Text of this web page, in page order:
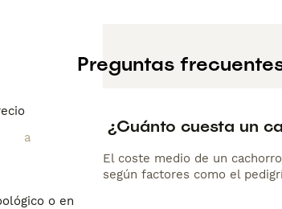
o en el
Preguntas
¿Cuánto cuesta un
El coste medio de un
según factores como el